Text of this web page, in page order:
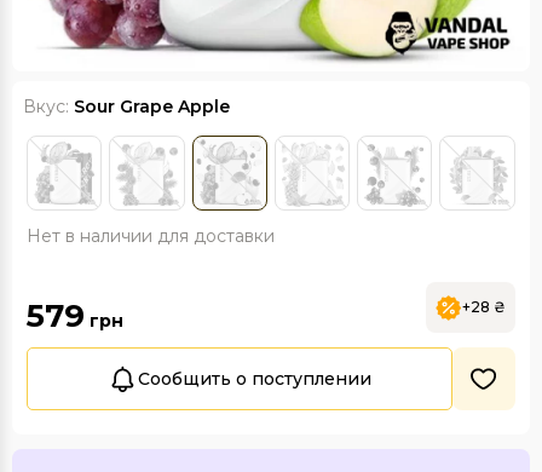
Вкус: Sour Grape Apple
Нет в наличии для доставки
579 грн
+28 ₴
Сообщить о поступлении